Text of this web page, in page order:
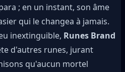
; en un instant, son âme
qui le changea à jamais.
inextinguible, Runes Brand
d'autres runes, jurant
qu'aucun mortel